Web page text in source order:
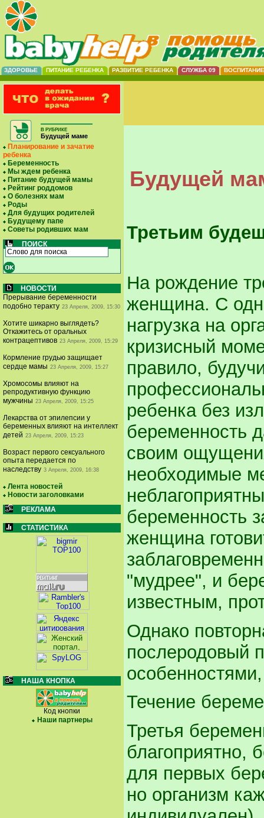
ЗДОРОВЬЕ ПИТАНИЕ РЕБЕНКА РАЗВИТИЕ РЕБЕНКА СЛУЖБА 09 ВОСПИТАНИЕ
В РУБРИКЕ
Будущей маме
Планирование и зачатие
ребенка
Беременность
Мы ждем ребенка
Питание будущей мамы
Рейтинг роддомов
О болезнях мам
Роды
Для будущих родителей
Будущему папе
Советы родивших мам
ПОИСК
НОВОСТИ
Прерывание беременности
подобно теракту 23 Апреля, 2009, 15:30
Хотите шикарно выглядеть?
Откажитесь от оральных
контрацептивов 23 Апреля, 2009, 15:29
Кормление грудью защищает
сердце мамы 23 Апреля, 2009, 15:27
Хромосомы влияют на
репродуктивную функцию
мужчины 23 Апреля, 2009, 15:25
Лекарства от эпилепсии у
беременных влияют на интеллект
детей 23 Апреля, 2009, 15:23
Возраст первого сексуального
опыта передается по
наследству 3 Апреля, 2009, 16:38
Лента новостей
Новости заголовками
РЕКЛАМА
СТАТИСТИКА
НАША КНОПКА
Код кнопки
Наши партнеры
Будущей
Третьим
На рождение
женщина. С
нагрузка на
кризисный
правило,
ребенка без
беременность
своим
необходимые
беременность
женщина
"мудрее", и
известным,
Однако
послеродовый
Течение
Третья
благоприятно,
для первых
но организм